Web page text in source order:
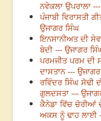
ਨਵੇਕਲਾ ਉਪਰਾਲਾ
ਪੰਜਾਬੀ ਵਿਰਾਸਤੀ
ਉਜਾਗਰ ਸਿੰਘ
ਇਨਸਾਨੀਅਤ ਦੀ
ਬੇਦੀ --- ਉਜਾਗਰ
ਪਰਮਜੀਤ ਪਰਮ ਦੀ
ਦਾਸਤਾਨ ---
ਰਵਿੰਦਰ ਸਿੰਘ ਸੋਢੀ
ਗੁਲਦਸਤਾ ---
ਕੈਨੇਡਾ ਵਿੱਚ ਚੋਰੀਆਂ
ਅਕਸ ਨੂੰ ਢਾਹ ਲਾਈ